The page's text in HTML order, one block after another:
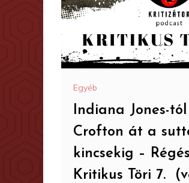
Egyéb
Indiana Jones-
Crofton át a
kincsekig –
Kritikus Töri 7.